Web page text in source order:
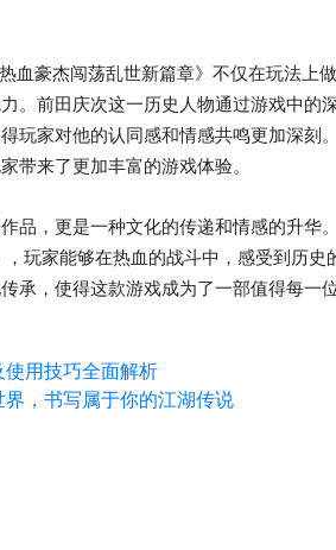
血豪杰闯荡乱世新篇章》不仅在玩法上
。前田庆次这一历史人物通过游戏中的
玩家对他的认同感和情感共鸣更加深刻
带来了更加丰富的游戏体验。
品，更是一种文化的传递和情感的升华
玩家能够在热血的战斗中，感受到历史
承，使得这款游戏成为了一部值得每一
用技巧全面解析
，书写属于你的江湖传说